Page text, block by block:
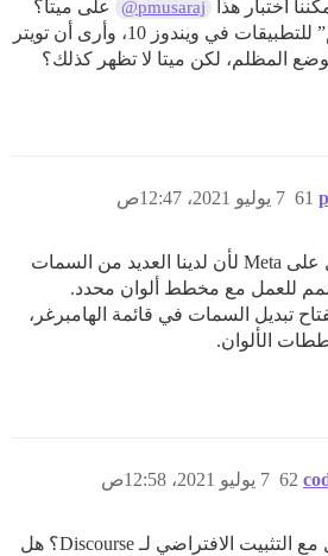
اختبار هذا @pmusaraj
على ميتا؟
لقد فعّلت “الوضع المظلم” للتطبيقات في ويندوز 10، وأرى أن تويتر
المظلم، لكن ميتا لا تظهر كذلك؟
7 يوليو 2021، 12:47ص 61
نعم، لا يزال هذا غير مفعّل على Meta لأن لدينا العديد من السمات
للعمل مع مخطط ألوان محدد.
تبديل السمات في قائمة الهامبرغر،
الألوان.
7 يوليو 2021، 12:58ص 62
أهلاً، فهمت الآن. هل يعمل مع التثبيت الافتراضي لـ Discourse؟ هل